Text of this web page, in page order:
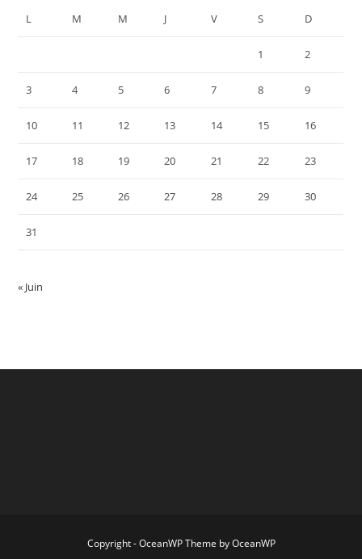
L
M M J V S D
1 2
3 4 5 6 7 8 9
10 11 12 13 14 15 16
17 18 19 20 21 22 23
24 25 26 27 28 29 30
31
« Juin
Copyright - OceanWP Theme by OceanWP